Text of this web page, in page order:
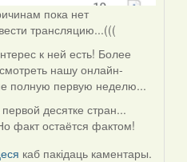
пока нет
трансляцию...(((
к ней есть! Более
нашу онлайн-
полную первую неделю...
десятке стран...
факт остаётся фактом!
каб пакідаць каментары.